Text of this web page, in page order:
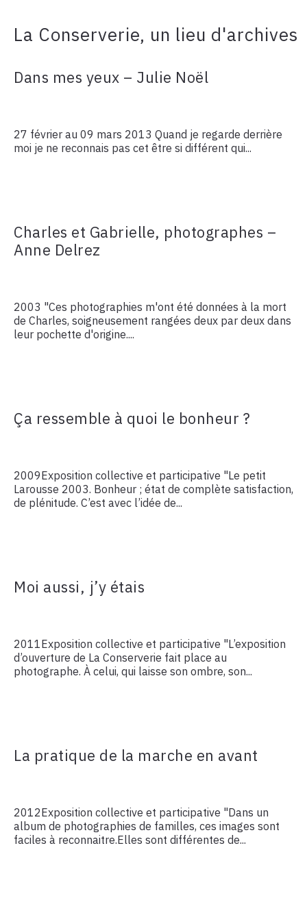
La Conserverie, un lieu d'archives
Dans mes yeux – Julie Noël
27 février au 09 mars 2013 Quand je regarde derrière
moi je ne reconnais pas cet être si différent qui...
Charles et Gabrielle, photographes –
Anne Delrez
2003 "Ces photographies m'ont été données à la mort
de Charles, soigneusement rangées deux par deux dans
leur pochette d'origine....
Ça ressemble à quoi le bonheur ?
2009Exposition collective et participative "Le petit
Larousse 2003. Bonheur ; état de complète satisfaction,
de plénitude. C’est avec l’idée de...
Moi aussi, j’y étais
2011Exposition collective et participative "L’exposition
d’ouverture de La Conserverie fait place au
photographe. À celui, qui laisse son ombre, son...
La pratique de la marche en avant
2012Exposition collective et participative "Dans un
album de photographies de familles, ces images sont
faciles à reconnaitre.Elles sont différentes de...